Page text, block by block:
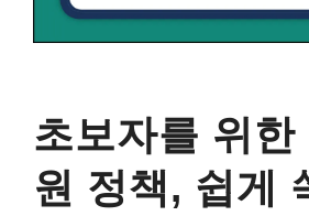
초보자를 위한
원 정책, 쉽게